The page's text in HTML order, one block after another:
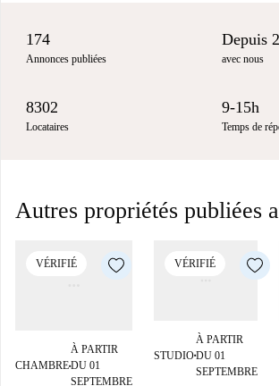
174
Annonces publiées
Depuis
avec nous
8302
Locataires
9-15h
Temps de
Autres propriétés publiées
VÉRIFIÉ
CHAMBRE■
À PARTIR
DU 01
SEPTEMBRE
VÉRIFIÉ
STUDIO■
À PARTIR
DU 01
SEPTEMBRE